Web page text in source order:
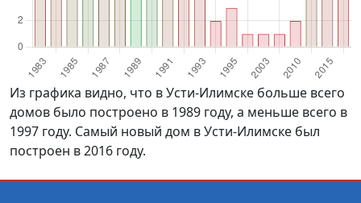
Из графика видно, что в Усти-Илимске больше всего
домов было построено в 1989 году, а меньше всего в
1997 году. Самый новый дом в Усти-Илимске был
построен в 2016 году.